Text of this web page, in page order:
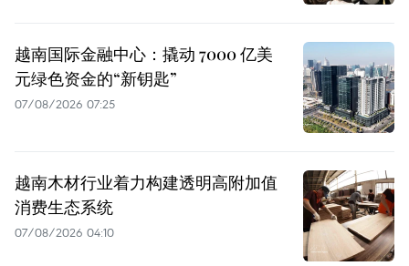
越南国际金融中心：撬动 7000 亿美
元绿色资金的“新钥匙”
07/08/2026 07:25
越南木材行业着力构建透明高附加值
消费生态系统
07/08/2026 04:10